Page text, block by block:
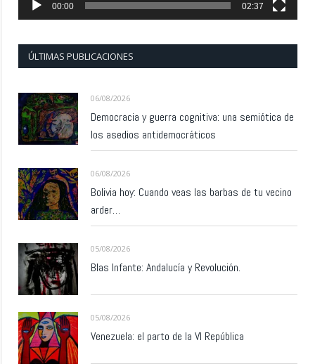
00:00 02:37
ÚLTIMAS PUBLICACIONES
06/08/2026
Democracia y guerra cognitiva: una semiótica de
los asedios antidemocráticos
06/08/2026
Bolivia hoy: Cuando veas las barbas de tu vecino
arder…
05/08/2026
Blas Infante: Andalucía y Revolución.
05/08/2026
Venezuela: el parto de la VI República